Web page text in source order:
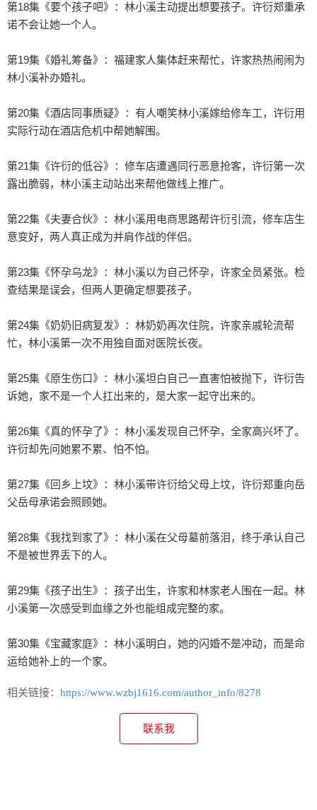
第18集《要个孩子吧》：林小溪主动提出想要孩子。许衍郑重承
诺不会让她一个人。
第19集《婚礼筹备》：福建家人集体赶来帮忙，许家热热闹闹为
林小溪补办婚礼。
第20集《酒店同事质疑》：有人嘲笑林小溪嫁给修车工，许衍用
实际行动在酒店危机中帮她解围。
第21集《许衍的低谷》：修车店遭遇同行恶意抢客，许衍第一次
露出脆弱，林小溪主动站出来帮他做线上推广。
第22集《夫妻合伙》：林小溪用电商思路帮许衍引流，修车店生
意变好，两人真正成为并肩作战的伴侣。
第23集《怀孕乌龙》：林小溪以为自己怀孕，许家全员紧张。检
查结果是误会，但两人更确定想要孩子。
第24集《奶奶旧病复发》：林奶奶再次住院，许家亲戚轮流帮
忙，林小溪第一次不用独自面对医院长夜。
第25集《原生伤口》：林小溪坦白自己一直害怕被抛下，许衍告
诉她，家不是一个人扛出来的，是大家一起守出来的。
第26集《真的怀孕了》：林小溪发现自己怀孕，全家高兴坏了。
许衍却先问她累不累、怕不怕。
第27集《回乡上坟》：林小溪带许衍给父母上坟，许衍郑重向岳
父岳母承诺会照顾她。
第28集《我找到家了》：林小溪在父母墓前落泪，终于承认自己
不是被世界丢下的人。
第29集《孩子出生》：孩子出生，许家和林家老人围在一起。林
小溪第一次感受到血缘之外也能组成完整的家。
第30集《宝藏家庭》：林小溪明白，她的闪婚不是冲动，而是命
运给她补上的一个家。
相关链接： https://www.wzbj1616.com/author_info/8278
联系我